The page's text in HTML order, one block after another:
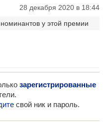
28 декабря 2020 в 18:44
у этой премии
зарегистрированные
свой ник и пароль.